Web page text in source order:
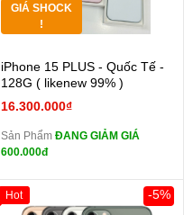
GIÁ SHOCK
!
iPhone 15 PLUS - Quốc Tế -
128G ( likenew 99% )
16.300.000₫
Sản Phẩm ĐANG GIẢM GIÁ
600.000đ
-5%
Hot